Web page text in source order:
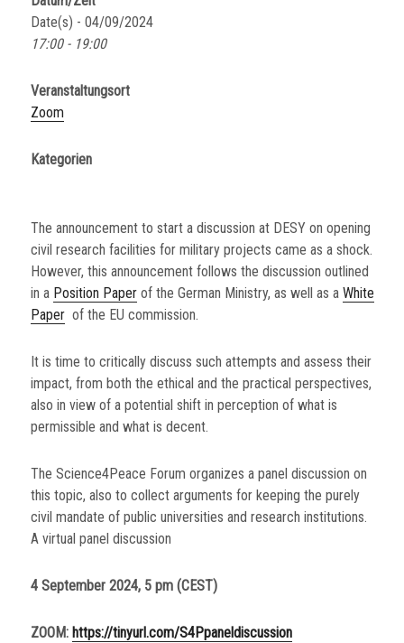
Date(s) - 04/09/2024
17:00 - 19:00
Veranstaltungsort
Zoom
Kategorien
The announcement to start a discussion at DESY on opening
civil research facilities for military projects came as a shock.
However, this announcement follows the discussion outlined
in a Position Paper of the German Ministry, as well as aWhite
Paper of the EU commission.
It is time to critically discuss such attempts and assess their
impact, from both the ethical and the practical perspectives,
also in view of a potential shift in perception of what is
permissible and what is decent.
The Science4Peace Forum organizes a panel discussion on
this topic, also to collect arguments for keeping the purely
civil mandate of public universities and research institutions.
A virtual panel discussion
4 September 2024, 5 pm (CEST)
ZOOM: https://tinyurl.com/S4Ppaneldiscussion